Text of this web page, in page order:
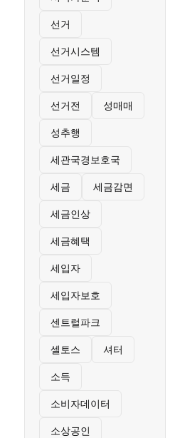
선거
선거시스템
선거일정
선거전 성매매
성추행
세관국경보호국
세금 세금감면
세금인상
세금혜택
세입자
세입자보호
센트럴파크
셀토스 셔터
소득
소비자데이터
소상공인